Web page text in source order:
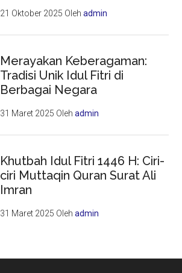
21 Oktober 2025 Olehadmin
Merayakan Keberagaman:
Tradisi Unik Idul Fitri di
Berbagai Negara
31 Maret 2025 Olehadmin
Khutbah Idul Fitri 1446 H: Ciri-
ciri Muttaqin Quran Surat Ali
Imran
31 Maret 2025 Olehadmin